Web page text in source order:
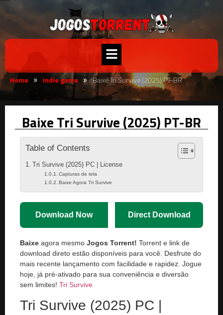
Home » Indie game » Baixe Tri Survive (2025) PT-BR
Baixe Tri Survive (2025) PT-BR
Table of Contents
Tri Survive (2025) PC | License
Capturas de tela
Baixe Agora Tri Survive
Download Now Direct Download
Baixe agora mesmo Jogos Torrent! Torrent e link de
download direto estão disponíveis para você. Desfrute do
mais recente lançamento com facilidade e rapidez. Jogue
hoje, já pré-ativado para sua conveniência e diversão
sem limites! Tri Survive
Tri Survive (2025) PC |